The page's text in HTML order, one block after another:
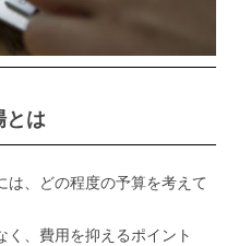
とは
は、どの程度の予算を考えて
く、費用を抑えるポイント